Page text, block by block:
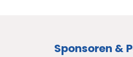
Sponsoren &